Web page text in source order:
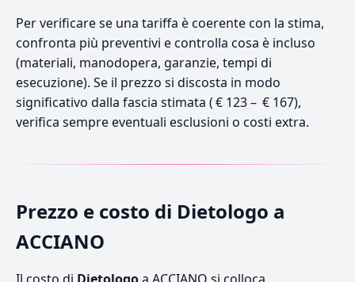
Per verificare se una tariffa è coerente con la stima,
confronta più preventivi e controlla cosa è incluso
(materiali, manodopera, garanzie, tempi di
esecuzione). Se il prezzo si discosta in modo
significativo dalla fascia stimata ( € 123 – € 167),
verifica sempre eventuali esclusioni o costi extra.
Prezzo e costo di Dietologo a
ACCIANO
Il costo di Dietologoa ACCIANO si colloca